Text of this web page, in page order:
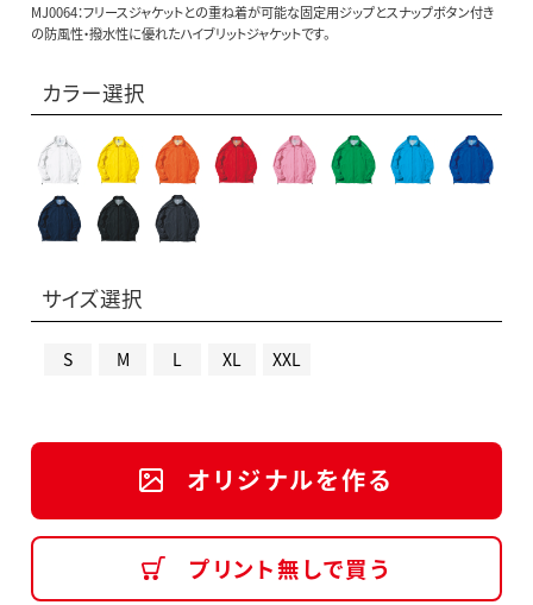
MJ0064：フリースジャケットとの重ね着が可能な固定用ジップとスナップボタン付き
の防風性・撥水性に優れたハイブリットジャケットです。
カラー選択
サイズ選択
S M L XL XXL
オリジナルを作る
プリント無しで買う